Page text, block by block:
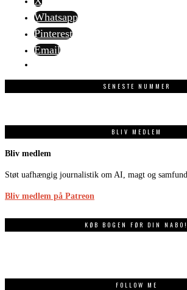
Whatsapp
Pinterest
Email
SENESTE NUMMER
BLIV MEDLEM
Bliv medlem
Støt uafhængig journalistik om AI, magt og samfund.
Bliv medlem på Patreon
KØB BOGEN FØR DIN NABO!
FOLLOW ME